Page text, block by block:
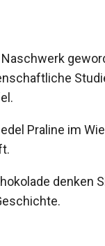
Praline im
denken